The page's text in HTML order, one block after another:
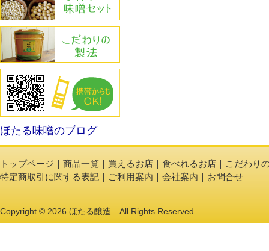
手作りみその作り方
こだわりの製法
ほたる味噌のブログ
トップページ ｜ 商品一覧 ｜ 買えるお店 ｜ 食べれるお店 ｜ こだわり
特定商取引に関する表記 ｜ ご利用案内 ｜ 会社案内 ｜ お問合せ
Copyright © 2026 ほたる醸造 All Rights Reserved.